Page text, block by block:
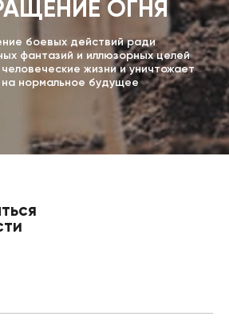
ОГНЯ
боевых действий ради
фантазий и иллюзорных целей
жизни и уничтожает
нормальное будущее